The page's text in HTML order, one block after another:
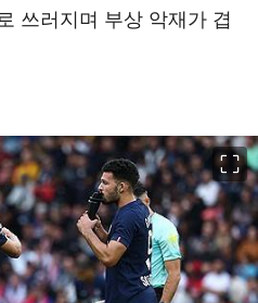
쓰러지며 부상 악재가 겹